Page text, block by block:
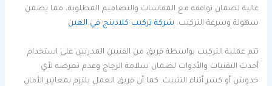
عالية لضمان توافقه مع المقاسات والتصاميم المطلوبة، مما يضمن
سهولة وسرعة التركيب. شركة تركيب كلادينج في العين
تتم عملية التركيب بواسطة فريق من الفنيين المدربين على استخدام
أحدث التقنيات والأدوات لضمان سلامة الزجاج وعدم تعرضه لأي
خدوش أو كسر أثناء التثبيت. كما أن فريق العمل يلتزم بمعايير الأمان